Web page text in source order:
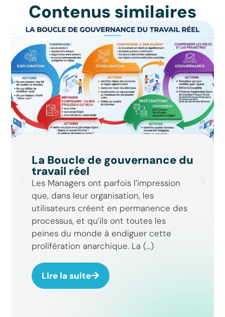
Contenus similaires
La Boucle de gouvernance du
travail réel
Les Managers ont parfois l’impression
que, dans leur organisation, les
utilisateurs créent en permanence des
processus, et qu’ils ont toutes les
peines du monde à endiguer cette
prolifération anarchique. La (...)
Lire la suite